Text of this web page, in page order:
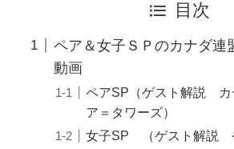
目次
ペア＆女子ＳＰのカナダ連
動画
ペアSP（ゲスト解説 カ
ア＝タワーズ）
女子SP （ゲスト解説